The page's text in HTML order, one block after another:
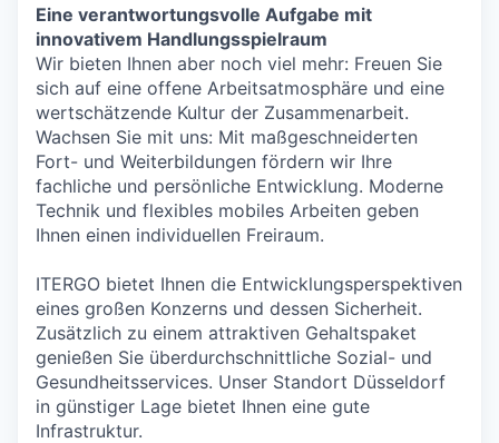
Eine verantwortungsvolle Aufgabe mit
innovativem Handlungsspielraum
Wir bieten Ihnen aber noch viel mehr: Freuen Sie
sich auf eine offene Arbeitsatmosphäre und eine
wertschätzende Kultur der Zusammenarbeit.
Wachsen Sie mit uns: Mit maßgeschneiderten
Fort- und Weiterbildungen fördern wir Ihre
fachliche und persönliche Entwicklung. Moderne
Technik und flexibles mobiles Arbeiten geben
Ihnen einen individuellen Freiraum.
ITERGO bietet Ihnen die Entwicklungsperspektiven
eines großen Konzerns und dessen Sicherheit.
Zusätzlich zu einem attraktiven Gehaltspaket
genießen Sie überdurchschnittliche Sozial- und
Gesundheitsservices. Unser Standort Düsseldorf
in günstiger Lage bietet Ihnen eine gute
Infrastruktur.